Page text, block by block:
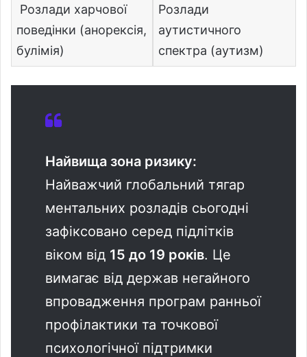
Розлади харчової
поведінки (анорексія,
булімія)
Розлади
аутистичного
спектра (аутизм)
Найвища зона ризику:
Найважчий глобальний тягар
ментальних розладів сьогодні
зафіксовано серед підлітків
віком від 15 до 19 років. Це
вимагає від держав негайного
впровадження програм ранньої
профілактики та точкової
психологічної підтримки